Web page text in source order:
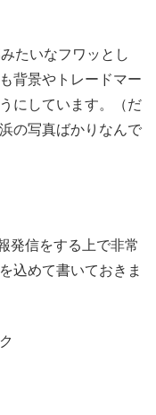
たいなフワッとし
背景やトレードマー
にしています。（だ
の写真ばかりなんで
発信をする上で非常
込めて書いておきま